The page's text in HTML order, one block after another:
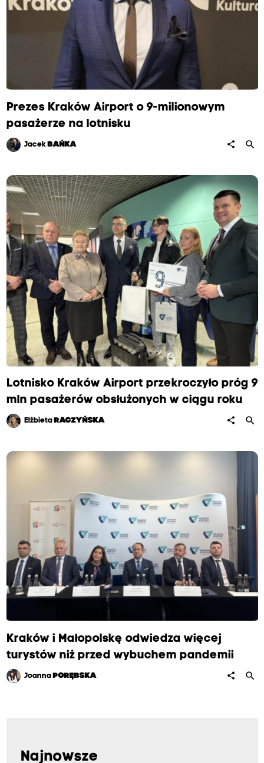
Prezes Kraków Airport o 9-milionowym
pasażerze na lotnisku
Jacek BAŃKA share search
Lotnisko Kraków Airport przekroczyło próg 9
mln pasażerów obsłużonych w ciągu roku
Elżbieta RACZYŃSKA share search
Kraków i Małopolskę odwiedza więcej
turystów niż przed wybuchem pandemii
Joanna PORĘBSKA share search
Najnowsze